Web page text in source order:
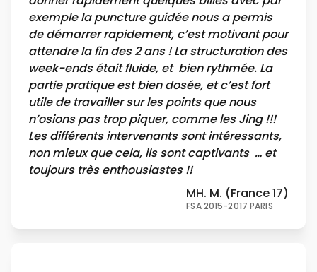
exemple la puncture guidée nous a permis
de démarrer rapidement, c’est motivant pour
attendre la fin des 2 ans ! La structuration des
week-ends était fluide, et bien rythmée. La
partie pratique est bien dosée, et c’est fort
utile de travailler sur les points que nous
n’osions pas trop piquer, comme les Jing !!!
Les différents intervenants sont intéressants,
non mieux que cela, ils sont captivants … et
toujours très enthousiastes !!
MH. M. (France 17)
FSA 2015-2017 PARIS